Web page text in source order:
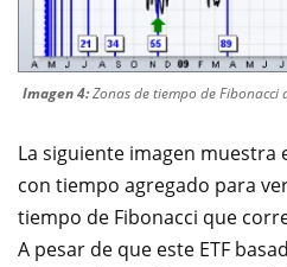
Imagen 4:Zonas de tiempo de Fibonacci
La siguiente imagen muestra
con tiempo agregado para
tiempo de Fibonacci que
A pesar de que este ETF